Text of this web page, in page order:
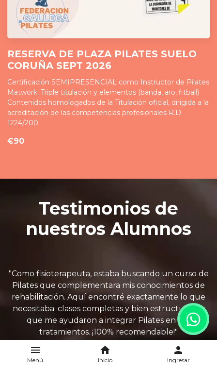
menu
Menú
home
Inicio
person
Ingresar
RESERVA DE PLAZA PILATES SUELO
CORUÑA SEPT 2026
Certificación SEMIPRESENCIAL como Instructor de Pilates
Matwork. Triple titulación y elementos (banda, aro, fitball)
Contenidos homologados de la Titulación oficial, dirigida a la
acreditación de las competencias profesionales R.D.
1224/200
€90
Testimonios de
nuestros Alumnos
"Como fisioterapeuta, estaba buscando un curso de
Pilates que complementara mis conocimientos de
rehabilitación. Aquí encontré exactamente lo que
necesitaba: clases completas y bien estructuradas
que me ayudaron a integrar Pilates en mis
tratamientos. ¡100% recomendable!"
Ana Rodríguez - Fisioterapeuta